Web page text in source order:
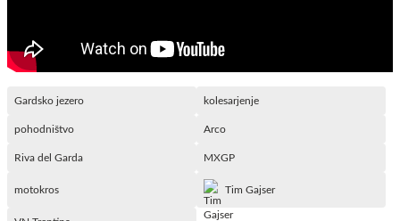
Gardsko jezero kolesarjenje
pohodništvo Arco
Riva del Garda MXGP
motokros Tim Gajser